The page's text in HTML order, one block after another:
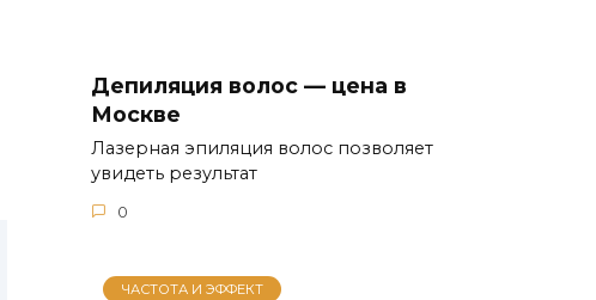
Депиляция волос — цена в
Москве
Лазерная эпиляция волос позволяет
увидеть результат
0
ЧАСТОТА И ЭФФЕКТ